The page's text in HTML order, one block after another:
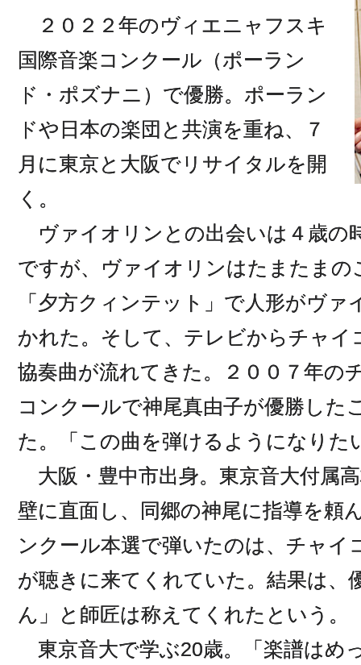
２０２２年のヴィエニャフスキ
国際音楽コンクール（ポーラン
ド・ポズナニ）で優勝。ポーラン
ドや日本の楽団と共演を重ね、７
月に東京と大阪でリサイタルを開
く。
ヴァイオリンとの出会いは４歳の
ですが、ヴァイオリンはたまたまの
「夕方クィンテット」で人形がヴ
かれた。そして、テレビからチャ
協奏曲が流れてきた。２００７年の
コンクールで神尾真由子が優勝した
た。「この曲を弾けるようになりた
大阪・豊中市出身。東京音大付属
壁に直面し、同郷の神尾に指導を頼
ンクール本選で弾いたのは、チャイ
が聴きに来てくれていた。結果は、
ん」と師匠は称えてくれたという。
東京音大で学ぶ20歳。「楽譜はめ